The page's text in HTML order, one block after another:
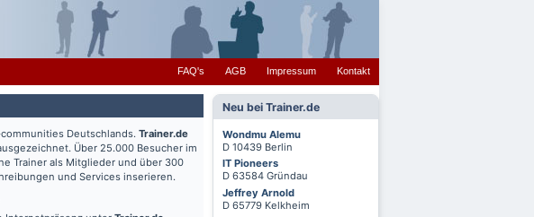
FAQ's AGB Impressum Kontakt
Neu bei Trainer.de
Wondmu Alemu
D 10439 Berlin
IT Pioneers
D 63584 Gründau
Jeffrey Arnold
D 65779 Kelkheim
Deutschlands. Trainer.de
Über 25.000 Besucher im
Trainer als Mitglieder und über 300
und Services inserieren.